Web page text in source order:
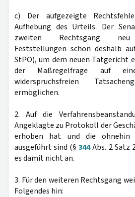
c) Der aufgezeigte
Aufhebung des Urteils. Der
zweiten Rechtsgang neu
Feststellungen schon deshalb
StPO), um dem neuen Tatgericht
der Maßregelfrage auf
widerspruchsfreien
ermöglichen.
2. Auf die
Angeklagte zu Protokoll der
erhoben hat und die ohnehin
ausgeführt sind (§344Abs. 2 Satz
es damit nicht an.
3. Für den weiteren Rechtsgang
Folgendes hin: